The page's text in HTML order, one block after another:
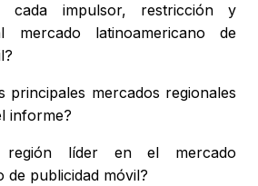
cada impulsor, restricción y
mercado latinoamericano de
principales mercados regionales
informe?
líder en el mercado
de publicidad móvil?